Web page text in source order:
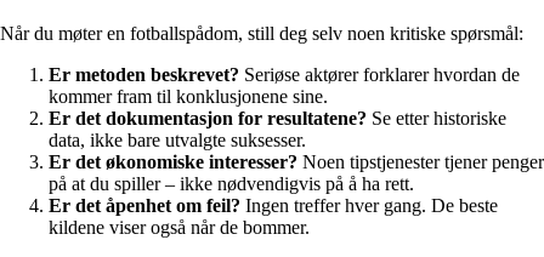
Når du møter en fotballspådom, still deg selv noen kritiske spørsmål:
Er metoden beskrevet? Seriøse aktører forklarer hvordan de
kommer fram til konklusjonene sine.
Er det dokumentasjon for resultatene? Se etter historiske
data, ikke bare utvalgte suksesser.
Er det økonomiske interesser? Noen tipstjenester tjener penger
på at du spiller – ikke nødvendigvis på å ha rett.
Er det åpenhet om feil? Ingen treffer hver gang. De beste
kildene viser også når de bommer.